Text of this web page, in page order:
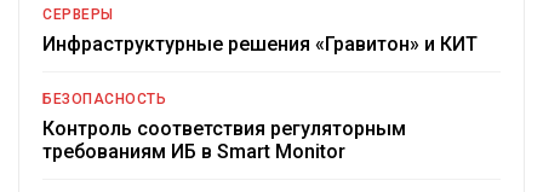
СЕРВЕРЫ
Инфраструктурные решения «Гравитон» и КИТ
БЕЗОПАСНОСТЬ
Контроль соответствия регуляторным
требованиям ИБ в Smart Monitor